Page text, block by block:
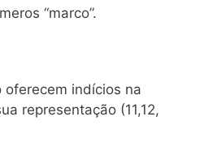
“marco”.
oferecem indícios na
representação (11,12,